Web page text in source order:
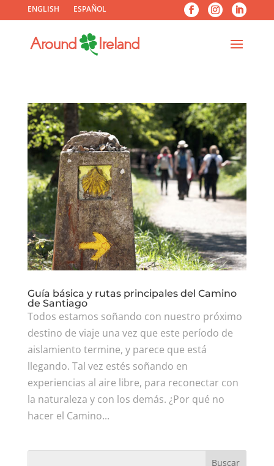
ENGLISH ESPAÑOL
Guía básica y rutas principales del Camino
de Santiago
Todos estamos soñando con nuestro próximo
destino de viaje una vez que este período de
aislamiento termine, y parece que está
llegando. Tal vez estés soñando en
experiencias al aire libre, para reconectar con
la naturaleza y con los demás. ¿Por qué no
hacer el Camino...